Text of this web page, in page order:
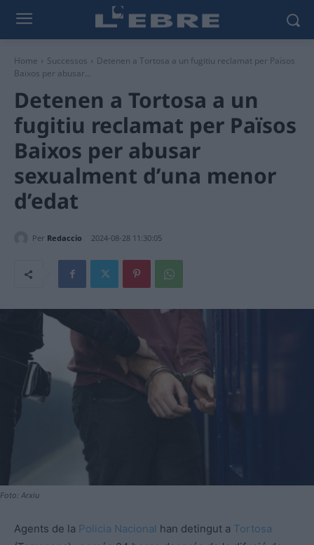
Home Successos
Detenen a Tortosa a un fugitiu reclamat per Països
Baixos per abusar...
Detenen a Tortosa a un
fugitiu reclamat per Països
Baixos per abusar
sexualment d’una menor
d’edat
Per Redaccio 2024-08-28 11:30:05
Foto: Arxiu
Agents de la Policia Nacional han detingut a Tortosa